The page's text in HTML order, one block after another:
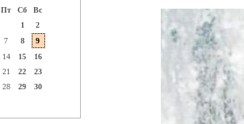
Пт Сб
Вс
1
2
7 8
9
14 15
16
21 22
23
28 29
30